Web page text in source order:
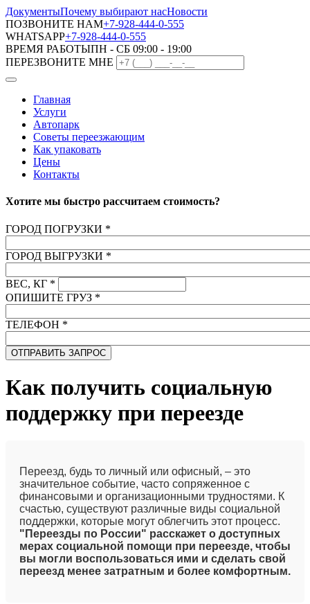
ДокументыПочему выбирают насНовости
ПОЗВОНИТЕ НАМ+7-928-444-0-555
WHATSAPP+7-928-444-0-555
ВРЕМЯ РАБОТЫПН - СБ 09:00 - 19:00
ПЕРЕЗВОНИТЕ МНЕ
Главная
Услуги
Автопарк
Советы переезжающим
Как упаковать
Цены
Контакты
Хотите мы быстро рассчитаем стоимость?
ГОРОД ПОГРУЗКИ *
ГОРОД ВЫГРУЗКИ *
ВЕС, КГ *
ОПИШИТЕ ГРУЗ *
ТЕЛЕФОН *
Как получить социальную
поддержку при переезде
Переезд, будь то личный или офисный, – это
значительное событие, часто сопряженное с
финансовыми и организационными трудностями. К
счастью, существуют различные виды социальной
поддержки, которые могут облегчить этот процесс.
"Переезды по России" расскажет о доступных
мерах социальной помощи при переезде, чтобы
вы могли воспользоваться ими и сделать свой
переезд менее затратным и более комфортным.